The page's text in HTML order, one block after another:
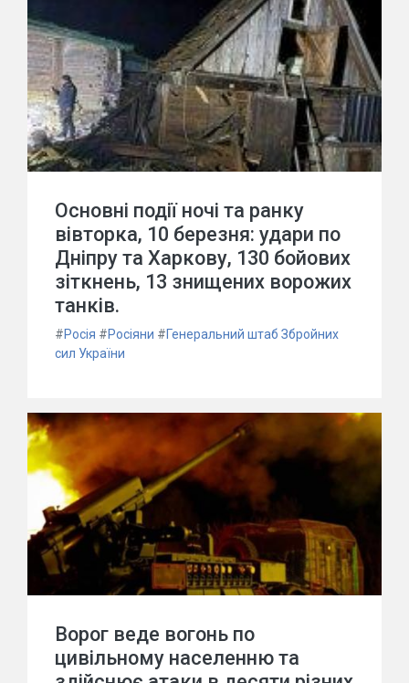
Основні події ночі та ранку
вівторка, 10 березня: удари по
Дніпру та Харкову, 130 бойових
зіткнень, 13 знищених ворожих
танків.
#Росія #Росіяни #Генеральний штаб Збройних
сил України
Ворог веде вогонь по
цивільному населенню та